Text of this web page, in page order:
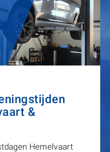
&
Hemelvaart